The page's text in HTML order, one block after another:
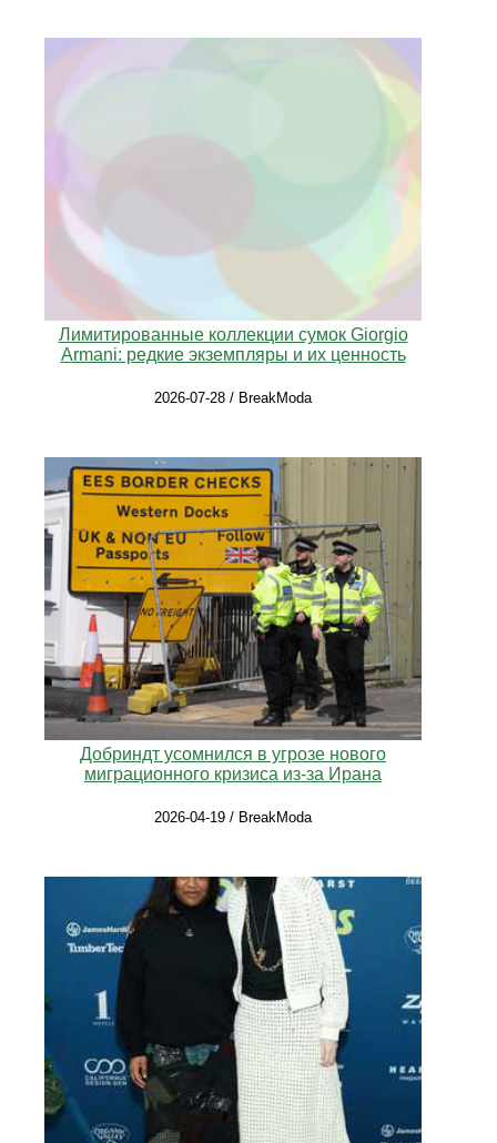
Лимитированные коллекции сумок Giorgio
Armani: редкие экземпляры и их ценность
2026-07-28 / BreakModa
Добриндт усомнился в угрозе нового
миграционного кризиса из-за Ирана
2026-04-19 / BreakModa